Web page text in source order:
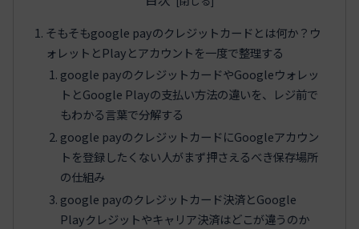
そもそもgoogle payのクレジットカードとは何か？ウ
ォレットとPlayとアカウントを一度で整理する
google payのクレジットカードやGoogleウォレッ
トとGoogle Playの支払い方法の違いを、レジ前で
もわかる言葉で分解する
google payのクレジットカードにGoogleアカウン
トを登録したくない人がまず押さえるべき保存場所
の仕組み
google payのクレジットカード決済とGoogle
Playクレジットやキャリア決済はどこが違うのか